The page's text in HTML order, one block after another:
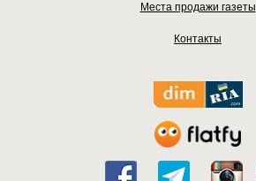
Места продажи газеты
Контакты